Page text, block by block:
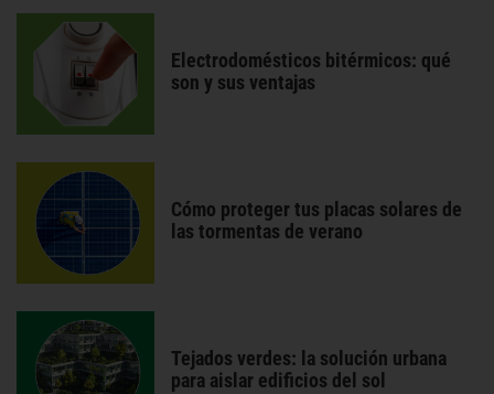
Electrodomésticos bitérmicos: qué
son y sus ventajas
Cómo proteger tus placas solares de
las tormentas de verano
Tejados verdes: la solución urbana
para aislar edificios del sol